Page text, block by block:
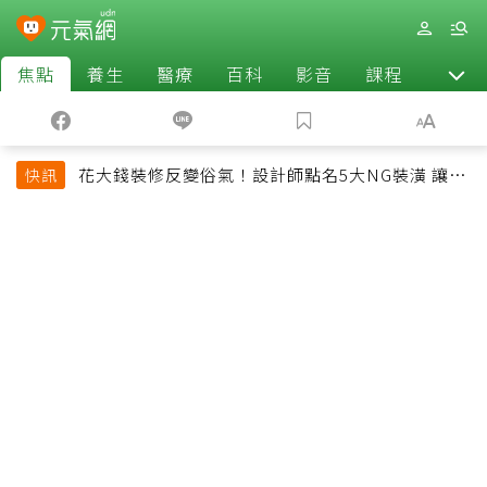
焦點 養生 醫療 百科 影音 課程 退休
快訊
花大錢裝修反變俗氣！設計師點名5大NG裝潢 讓客